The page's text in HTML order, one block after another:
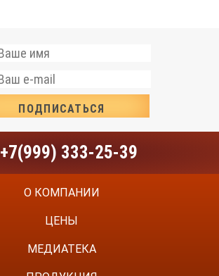
+7(999) 333-25-39
О КОМПАНИИ
ЦЕНЫ
МЕДИАТЕКА